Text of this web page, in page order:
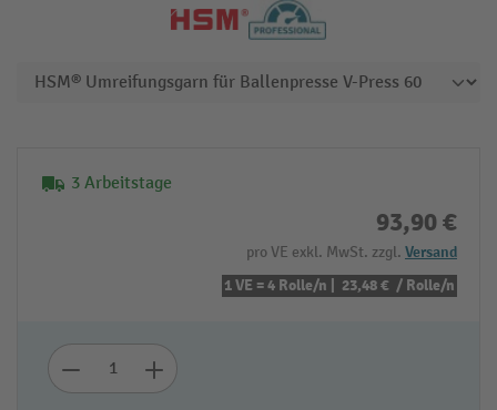
3 Arbeitstage
93,90 €
pro VE exkl. MwSt. zzgl. Versand
1 VE = 4 Rolle/n | 23,48 € / Rolle/n